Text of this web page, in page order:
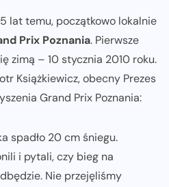
lat temu, początkowo lokalnie
Prix Poznania. Pierwsze
zimą – 10 stycznia 2010 roku.
Książkiewicz, obecny Prezes
Grand Prix Poznania:
spadło 20 cm śniegu.
i pytali, czy bieg na
Nie przejęliśmy